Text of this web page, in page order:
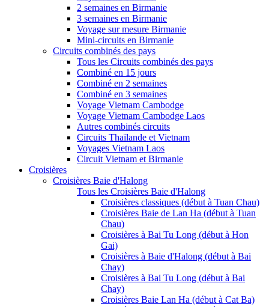
2 semaines en Birmanie
3 semaines en Birmanie
Voyage sur mesure Birmanie
Mini-circuits en Birmanie
Circuits combinés des pays
Tous les Circuits combinés des pays
Combiné en 15 jours
Combiné en 2 semaines
Combiné en 3 semaines
Voyage Vietnam Cambodge
Voyage Vietnam Cambodge Laos
Autres combinés circuits
Circuits Thaïlande et Vietnam
Voyages Vietnam Laos
Circuit Vietnam et Birmanie
Croisières
Croisières Baie d'Halong
Tous les Croisières Baie d'Halong
Croisières classiques (début à Tuan Chau)
Croisières Baie de Lan Ha (début à Tuan
Chau)
Croisières à Bai Tu Long (début à Hon
Gai)
Croisières à Baie d'Halong (début à Bai
Chay)
Croisières à Bai Tu Long (début à Bai
Chay)
Croisières Baie Lan Ha (début à Cat Ba)